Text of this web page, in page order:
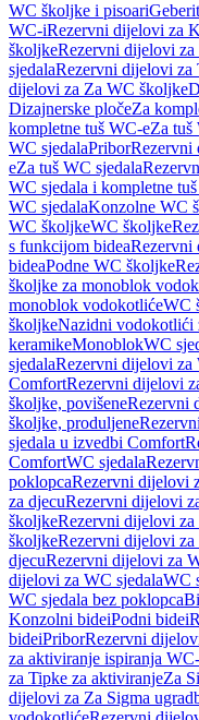
WC školjke i pisoari
WC-iRezervni dijelovi za
školjkeRezervni dijelovi
sjedalaRezervni dijelovi za
dijelovi za Za WC školjke
Dizajnerske pločeZa
kompletne tuš WC-eZa tuš
WC sjedalaPriborRezervni
eZa tuš WC sjedala
WC sjedala i kompletne
WC sjedalaKonzolne WC
WC školjkeWC školjke
s funkcijom bideaRezervni
bideaPodne WC školjke
školjke za monoblok
monoblok vodokotlićeWC
školjkeNazidni vodokotlići
keramikeMonoblokWC
sjedalaRezervni dijelovi za
ComfortRezervni dijelovi
školjke, povišeneRezervni
školjke, produljene
sjedala u izvedbi Comfort
ComfortWC sjedala
poklopcaRezervni dijelovi
za djecuRezervni dijelovi
školjkeRezervni dijelovi
školjkeRezervni dijelovi
djecuRezervni dijelovi za
dijelovi za WC sjedalaWC
WC sjedala bez poklopca
Konzolni bideiPodni bidei
bideiPriborRezervni
za aktiviranje ispiranja
za Tipke za aktiviranjeZa
dijelovi za Za Sigma